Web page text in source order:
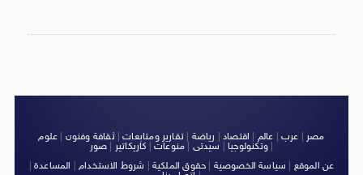
مصر عرب عالم اقتصاد رياضة |تقارير ومتابعات|ثقافة وفنون
علوم
وتكنولوجيا| سيدتى منوعات كاريكاتير صور
|
عن الموقع
سياسة الخصوصية حقوق الملكية شروط الاستخدام| المساعدة|